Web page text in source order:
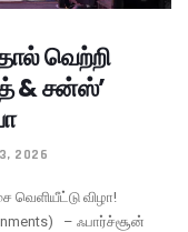
வெற்றி
& சன்ஸ்’
2026
வெளியீட்டு விழா!
– ஃபார்ச்சூன்